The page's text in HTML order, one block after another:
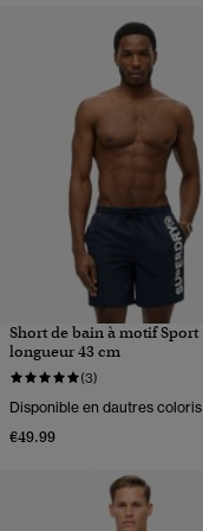
Short de bain à motif Sport
longueur 43 cm
(3)
Disponible en dautres coloris
€49.99